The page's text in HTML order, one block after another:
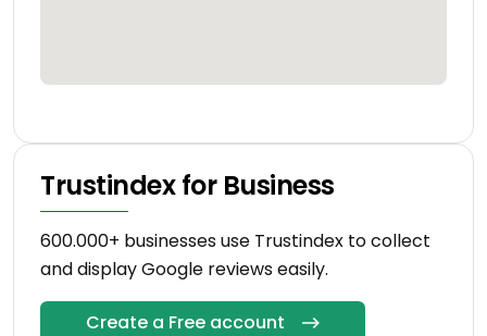
Trustindex for Business
600.000+ businesses use Trustindex to collect
and display Google reviews easily.
Create a Free account